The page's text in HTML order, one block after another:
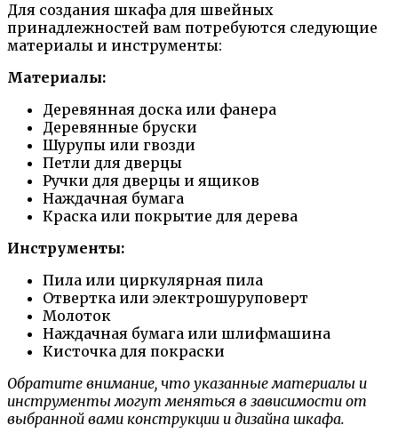
Для создания шкафа для швейных
принадлежностей вам потребуются следующие
материалы и инструменты:
Материалы:
Деревянная доска или фанера
Деревянные бруски
Шурупы или гвозди
Петли для дверцы
Ручки для дверцы и ящиков
Наждачная бумага
Краска или покрытие для дерева
Инструменты:
Пила или циркулярная пила
Отвертка или электрошуруповерт
Молоток
Наждачная бумага или шлифмашина
Кисточка для покраски
Обратите внимание, что указанные материалы и
инструменты могут меняться в зависимости от
выбранной вами конструкции и дизайна шкафа.